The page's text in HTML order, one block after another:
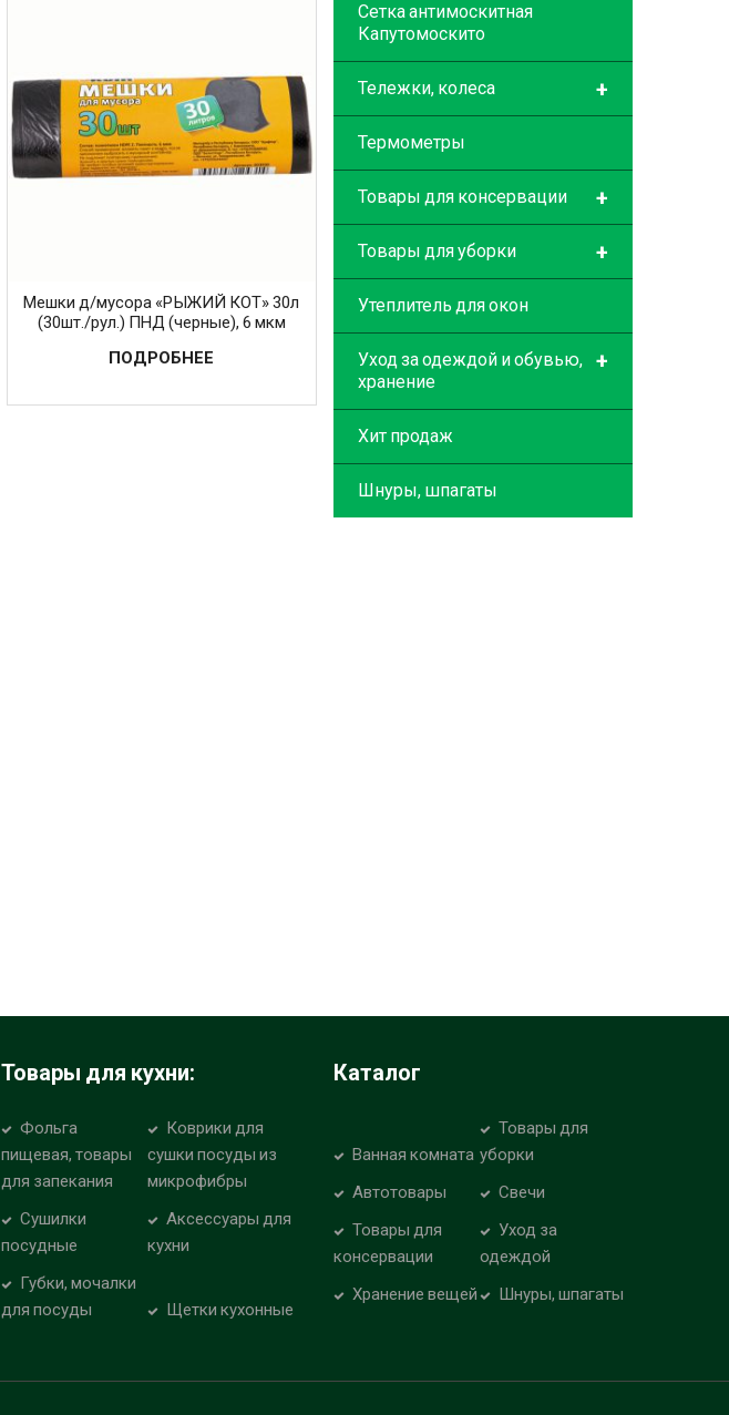
Мешки д/мусора «РЫЖИЙ КОТ» 30л
(30шт./рул.) ПНД (черные), 6 мкм
ПОДРОБНЕЕ
Сетка антимоскитная
Капутомоскито
+
Тележки, колеса
Термометры
+
Товары для консервации
+
Товары для уборки
Утеплитель для окон
+
Уход за одеждой и обувью,
хранение
Хит продаж
Шнуры, шпагаты
Товары для кухни:
Фольга
пищевая, товары
для запекания
Коврики для
сушки посуды из
микрофибры
Сушилки
посудные
Аксессуары для
кухни
Губки, мочалки
для посуды
Щетки кухонные
Каталог
Ванная комната
Товары для
уборки
Автотовары
Свечи
Товары для
консервации
Уход за
одеждой
Хранение вещей
Шнуры, шпагаты